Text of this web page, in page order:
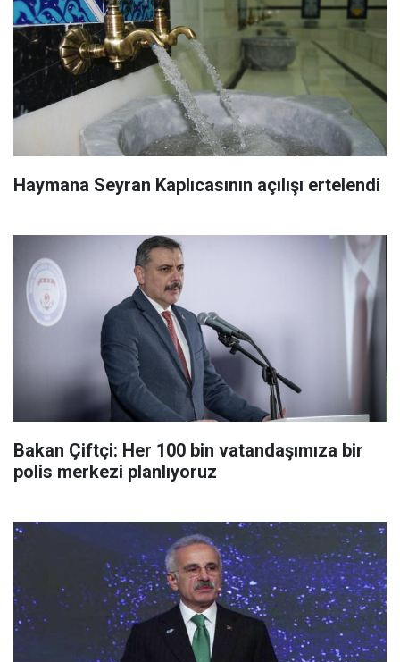
Haymana Seyran Kaplıcasının açılışı ertelendi
Bakan Çiftçi: Her 100 bin vatandaşımıza bir
polis merkezi planlıyoruz